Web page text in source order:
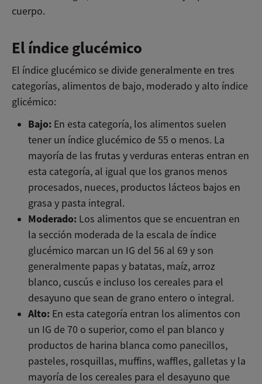
cuerpo.
El índice glucémico
El índice glucémico se divide generalmente en tres
categorías, alimentos de bajo, moderado y alto índice
glicémico:
Bajo: En esta categoría, los alimentos suelen
tener un índice glucémico de 55 o menos. La
mayoría de las frutas y verduras enteras entran en
esta categoría, al igual que los granos menos
procesados, nueces, productos lácteos bajos en
grasa y pasta integral.
Moderado: Los alimentos que se encuentran en
la sección moderada de la escala de índice
glucémico marcan un IG del 56 al 69 y son
generalmente papas y batatas, maíz, arroz
blanco, cuscús e incluso los cereales para el
desayuno que sean de grano entero o integral.
Alto: En esta categoría entran los alimentos con
un IG de 70 o superior, como el pan blanco y
productos de harina blanca como panecillos,
pasteles, rosquillas, muffins, waffles, galletas y la
mayoría de los cereales para el desayuno que